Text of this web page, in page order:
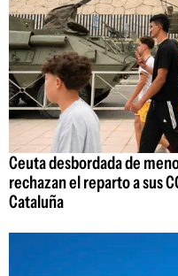
Ceuta desbordada de
rechazan el reparto a sus
Cataluña